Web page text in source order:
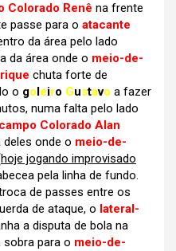
Colorado Renê na frente
passe para o atacante
da área pelo lado
da área onde o meio-de-
chuta forte de
o goleiro Gustavo a fazer
numa falta pelo lado
Colorado Alan
deles onde o meio-de-
hoje jogando improvisado
pela linha de fundo.
de passes entre os
de ataque, o lateral-
a disputa de bola na
sobra para o meio-de-